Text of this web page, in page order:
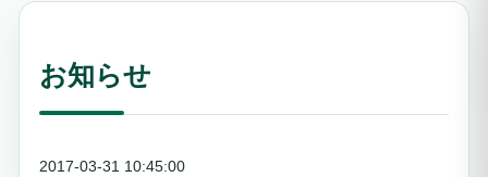
お知らせ
2017-03-31 10:45:00